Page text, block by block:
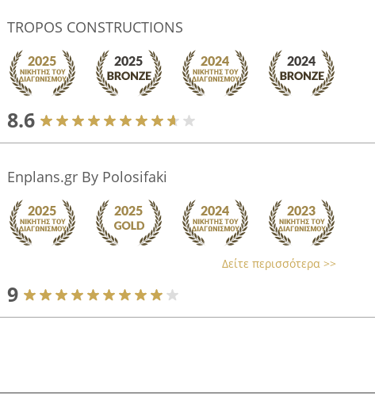
TROPOS CONSTRUCTIONS
8.6
Enplans.gr By Polosifaki
Δείτε περισσότερα >>
9